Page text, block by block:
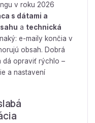
v roku 2026
s dátami a
a technická
e-maily končia v
obsah. Dobrá
dá opraviť rýchlo –
a nastavení